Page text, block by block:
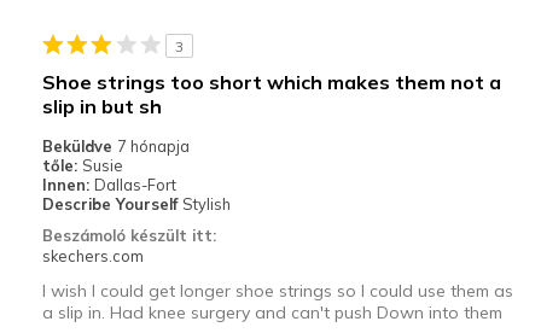
Travel
Sizing
View On Shoes
3
Shoe strings too short which makes them not a
slip in but sh
Beküldve 7 hónapja
tőle: Susie
Innen: Dallas-Fort
Describe Yourself Stylish
Beszámoló készült itt:
skechers.com
I wish I could get longer shoe strings so I could use them as
a slip in. Had knee surgery and can't push Down into them